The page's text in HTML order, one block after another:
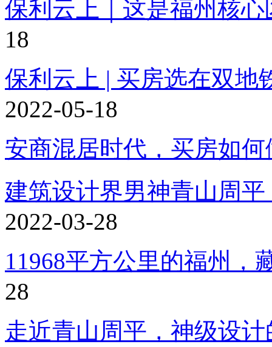
保利云上｜这是福州核
18
保利云上 | 买房选在双地
2022-05-18
安商混居时代，买房如
建筑设计界男神青山周
2022-03-28
11968平方公里的福州，
28
走近青山周平，神级设